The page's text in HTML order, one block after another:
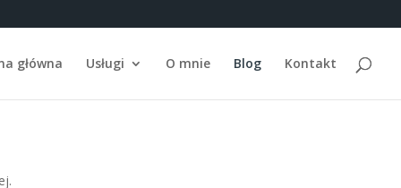
główna Usługi O mnie Blog Kontakt